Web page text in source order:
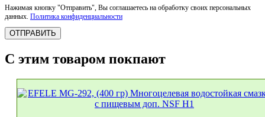
Нажимая кнопку "Отправить", Вы соглашаетесь на обработку своих персональных
данных. Политика конфиденциальности
ОТПРАВИТЬ
С этим товаром покпают